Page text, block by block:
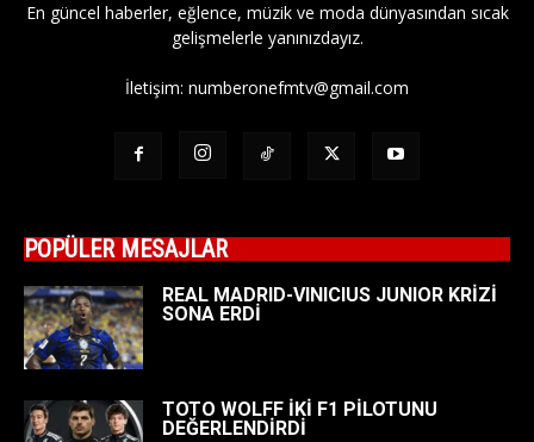
En güncel haberler, eğlence, müzik ve moda dünyasından sıcak
gelişmelerle yanınızdayız.
İletişim: numberonefmtv@gmail.com
POPÜLER MESAJLAR
REAL MADRID-VINICIUS JUNIOR KRİZİ
SONA ERDİ
TOTO WOLFF İKİ F1 PİLOTUNU
DEĞERLENDİRDİ